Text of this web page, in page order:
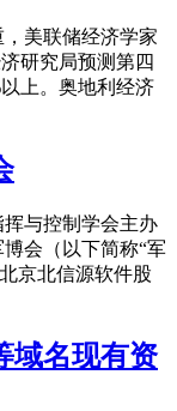
，美联储经济学家
研究局预测第四
上。奥地利经济
挥与控制学会主办
会（以下简称“军
京北信源软件股
域名现有资